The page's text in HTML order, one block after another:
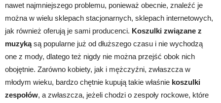
nawet najmniejszego problemu, ponieważ obecnie, znaleźć je
można w wielu sklepach stacjonarnych, sklepach internetowych,
jak również oferują je sami producenci. Koszulki związane z
muzykąsą popularne już od dłuższego czasu i nie wychodzą
one z mody, dlatego też nigdy nie można przejść obok nich
obojętnie. Zarówno kobiety, jak i mężczyźni, zwłaszcza w
młodym wieku, bardzo chętnie kupują takie właśnie koszulki
zespołów, a zwłaszcza, jeżeli chodzi o zespoły rockowe, które